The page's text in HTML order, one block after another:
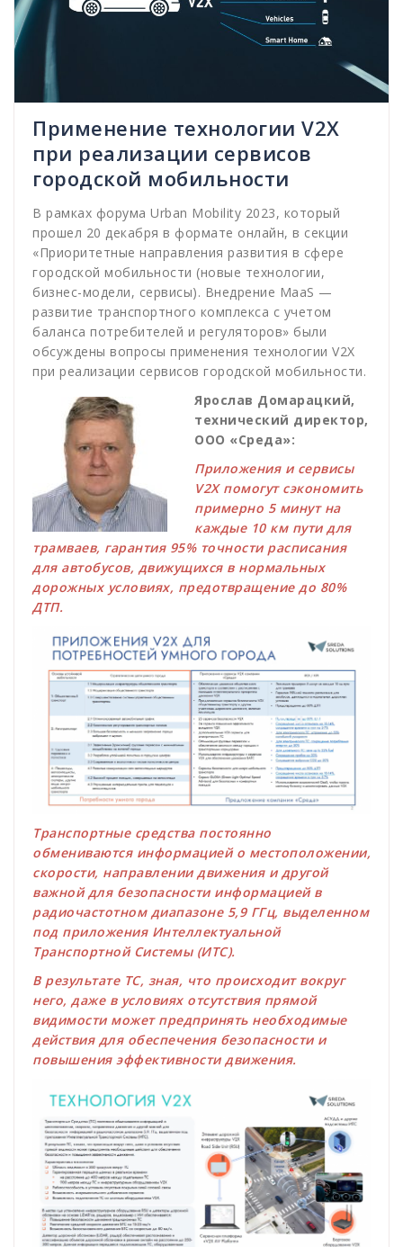
Применение технологии V2X
при реализации сервисов
городской мобильности
В рамках форума Urban Mobility 2023, который
прошел 20 декабря в формате онлайн, в секции
«Приоритетные направления развития в сфере
городской мобильности (новые технологии,
бизнес-модели, сервисы). Внедрение MaaS —
развитие транспортного комплекса с учетом
баланса потребителей и регуляторов» были
обсуждены вопросы применения технологии V2X
при реализации сервисов городской мобильности.
Ярослав Домарацкий,
технический директор,
ООО «Среда»:
Приложения и сервисы
V2X помогут сэкономить
примерно 5 минут на
каждые 10 км пути для
трамваев, гарантия 95% точности расписания
для автобусов, движущихся в нормальных
дорожных условиях, предотвращение до 80%
ДТП.
Транспортные средства постоянно
обмениваются информацией о местоположении,
скорости, направлении движения и другой
важной для безопасности информацией в
радиочастотном диапазоне 5,9 ГГц, выделенном
под приложения Интеллектуальной
Транспортной Системы (ИТС).
В результате ТС, зная, что происходит вокруг
него, даже в условиях отсутствия прямой
видимости может предпринять необходимые
действия для обеспечения безопасности и
повышения эффективности движения.